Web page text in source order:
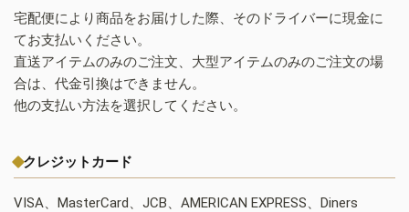
宅配便により商品をお届けした際、そのドライバーに現金に
てお支払いください。
直送アイテムのみのご注文、大型アイテムのみのご注文の場
合は、代金引換はできません。
他の支払い方法を選択してください。
クレジットカード
VISA、MasterCard、JCB、AMERICAN EXPRESS、Diners